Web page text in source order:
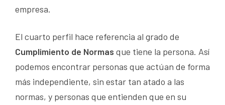
empresa.
El cuarto perfil hace referencia al grado de
Cumplimiento de Normas que tiene la persona. Así
podemos encontrar personas que actúan de forma
más independiente, sin estar tan atado a las
normas, y personas que entienden que en su